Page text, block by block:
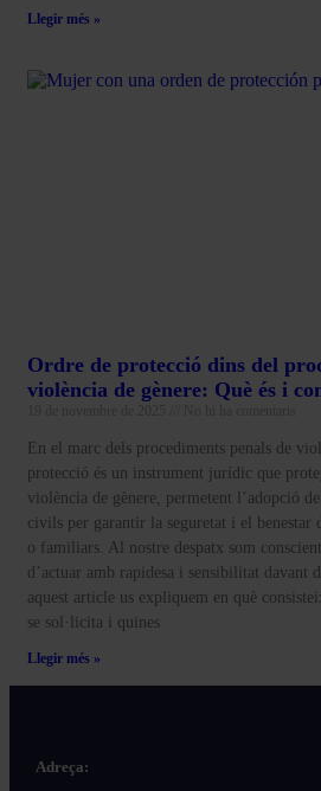
Llegir més »
Ordre de protecció dins del
violència de gènere: Què és i
En el marc dels procediments penals de
protecció és un instrument jurídic que
violència de gènere, permetent l’adopció
civils per garantir la seguretat i el benestar
o familiars. Al nostre despatx som
d’actuar amb rapidesa i sensibilitat davant
aquest article us expliquem en què
se sol·licita i quines
Llegir més »
Adreça: